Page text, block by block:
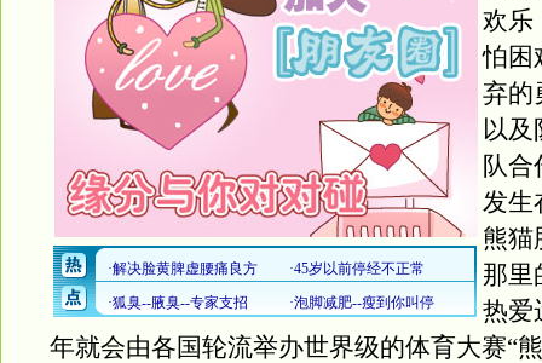
欢乐
怕困
弃的
以
队
发生
熊猫
那里
热爱
年就会由各国轮流举办世界级的体育大赛“